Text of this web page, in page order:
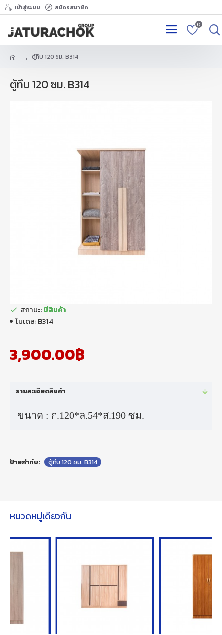
เข้าสู่ระบบ สมัครสมาชิก
0
ตู้ทึบ 120 ซม. B314
ตู้ทึบ 120 ซม. B314
3,900.00฿
สถานะ:มีสินค้า
โมเดล:B314
รายละเอียดสินค้า
ขนาด : ก.120*ล.54*ส.190 ซม.
ป้ายกำกับ: ตู้ทึบ 120 ซม. B314
หมวดหมู่เดียวกัน